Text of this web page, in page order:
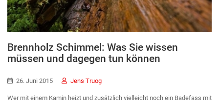
Brennholz Schimmel: Was Sie wissen
müssen und dagegen tun können
26. Juni 2015 Jens Truog
Wer mit einem Kamin heizt und zusätzlich vielleicht noch ein Badefass mit